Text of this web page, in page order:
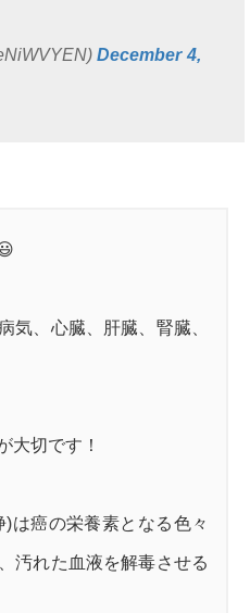
December 4,
気、心臓、肝臓、腎臓、
大切です！
は癌の栄養素となる色々
汚れた血液を解毒させる